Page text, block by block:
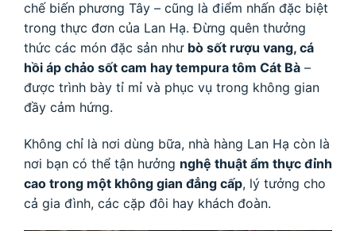
chế biến phương Tây – cũng là điểm nhấn đặc biệt
trong thực đơn của Lan Hạ. Đừng quên thưởng
thức các món đặc sản như bò sốt rượu vang, cá
hồi áp chảo sốt cam hay tempura tôm Cát Bà –
được trình bày tỉ mỉ và phục vụ trong không gian
đầy cảm hứng.
Không chỉ là nơi dùng bữa, nhà hàng Lan Hạ còn là
nơi bạn có thể tận hưởng nghệ thuật ẩm thực đỉnh
cao trong một không gian đẳng cấp, lý tưởng cho
cả gia đình, các cặp đôi hay khách đoàn.